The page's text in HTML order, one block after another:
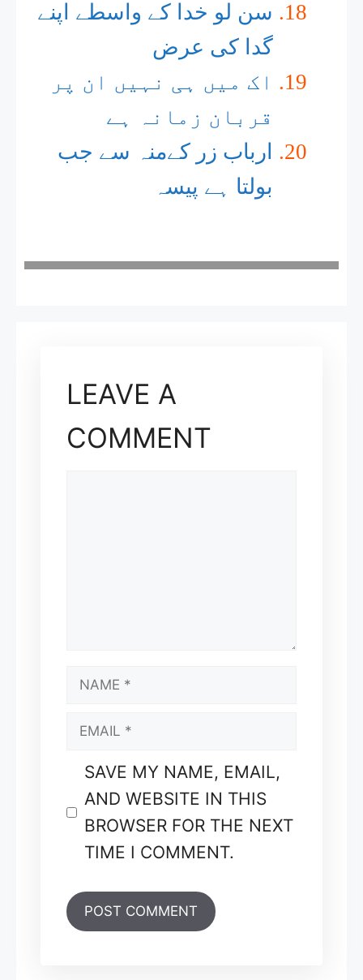
سن لو خدا کے واسطے اپنے
گدا کی عرض
اک میں ہی نہیں ان پر
قربان زمانہ ہے
ارباب زر کےمنہ سے جب
بولتا ہے پیسہ
LEAVE A
COMMENT
NAME
EMAIL
SAVE MY NAME, EMAIL,
AND WEBSITE IN THIS
BROWSER FOR THE NEXT
TIME I COMMENT.